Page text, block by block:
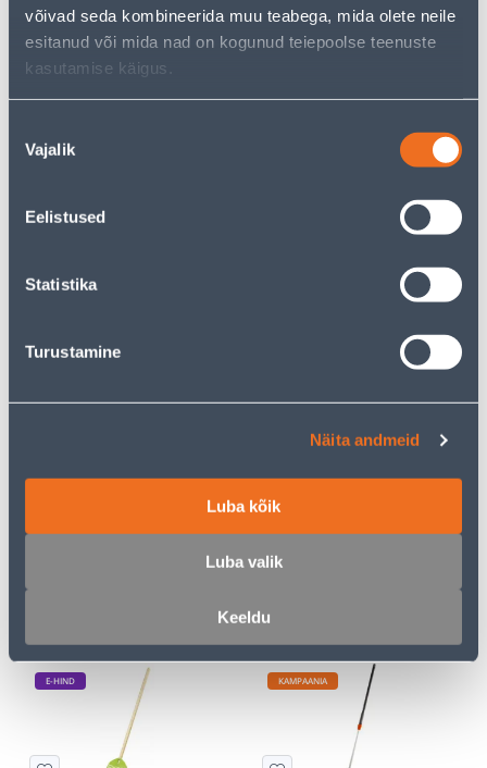
võivad seda kombineerida muu teabega, mida olete neile
esitanud või mida nad on kogunud teiepoolse teenuste
kasutamise käigus.
valik
Vajalik
Eelistused
Statistika
Turustamine
Näita andmeid
Luba kõik
Luba valik
Keeldu
EASYCUT
17.32 €
10
COMBISYSTEM 130CM
13
UMBROHUJUURIJA
4.39 €
kliendile
E-HIND KAMPAANIA